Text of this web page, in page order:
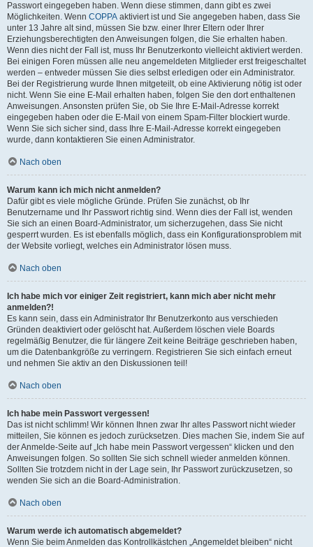
Passwort eingegeben haben. Wenn diese stimmen, dann gibt es zwei
Möglichkeiten. Wenn COPPA aktiviert ist und Sie angegeben haben, dass Sie
unter 13 Jahre alt sind, müssen Sie bzw. einer Ihrer Eltern oder Ihrer
Erziehungsberechtigten den Anweisungen folgen, die Sie erhalten haben.
Wenn dies nicht der Fall ist, muss Ihr Benutzerkonto vielleicht aktiviert werden.
Bei einigen Foren müssen alle neu angemeldeten Mitglieder erst freigeschaltet
werden – entweder müssen Sie dies selbst erledigen oder ein Administrator.
Bei der Registrierung wurde Ihnen mitgeteilt, ob eine Aktivierung nötig ist oder
nicht. Wenn Sie eine E-Mail erhalten haben, folgen Sie den dort enthaltenen
Anweisungen. Ansonsten prüfen Sie, ob Sie Ihre E-Mail-Adresse korrekt
eingegeben haben oder die E-Mail von einem Spam-Filter blockiert wurde.
Wenn Sie sich sicher sind, dass Ihre E-Mail-Adresse korrekt eingegeben
wurde, dann kontaktieren Sie einen Administrator.
Nach oben
Warum kann ich mich nicht anmelden?
Dafür gibt es viele mögliche Gründe. Prüfen Sie zunächst, ob Ihr
Benutzername und Ihr Passwort richtig sind. Wenn dies der Fall ist, wenden
Sie sich an einen Board-Administrator, um sicherzugehen, dass Sie nicht
gesperrt wurden. Es ist ebenfalls möglich, dass ein Konfigurationsproblem mit
der Website vorliegt, welches ein Administrator lösen muss.
Nach oben
Ich habe mich vor einiger Zeit registriert, kann mich aber nicht mehr
anmelden?!
Es kann sein, dass ein Administrator Ihr Benutzerkonto aus verschieden
Gründen deaktiviert oder gelöscht hat. Außerdem löschen viele Boards
regelmäßig Benutzer, die für längere Zeit keine Beiträge geschrieben haben,
um die Datenbankgröße zu verringern. Registrieren Sie sich einfach erneut
und nehmen Sie aktiv an den Diskussionen teil!
Nach oben
Ich habe mein Passwort vergessen!
Das ist nicht schlimm! Wir können Ihnen zwar Ihr altes Passwort nicht wieder
mitteilen, Sie können es jedoch zurücksetzen. Dies machen Sie, indem Sie auf
der Anmelde-Seite auf „Ich habe mein Passwort vergessen“ klicken und den
Anweisungen folgen. So sollten Sie sich schnell wieder anmelden können.
Sollten Sie trotzdem nicht in der Lage sein, Ihr Passwort zurückzusetzen, so
wenden Sie sich an die Board-Administration.
Nach oben
Warum werde ich automatisch abgemeldet?
Wenn Sie beim Anmelden das Kontrollkästchen „Angemeldet bleiben“ nicht